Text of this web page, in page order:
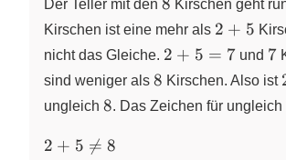
Der Teller mit den Kirschen geht
Kirschen ist eine mehr als 2+5
2 + 5
nicht das Gleiche. 2+5
= 7
2 + 5 = 7 und 7
7
sind weniger als 8
8 Kirschen. Also ist
ungleich 8
8. Das Zeichen für ungleich
2+5
2 + 5 
= 8